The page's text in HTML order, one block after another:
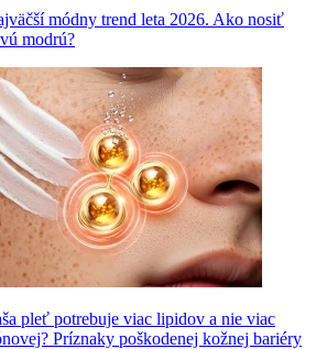
módny trend leta 2026. Ako nosiť
modrú?
pleť potrebuje viac lipidov a nie viac
Príznaky poškodenej kožnej bariéry